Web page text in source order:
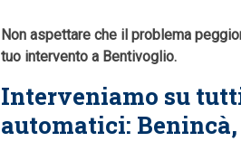
Non aspettare che il problema
tuo intervento a Bentivoglio.
Interveniamo su
automatici: Benincà,